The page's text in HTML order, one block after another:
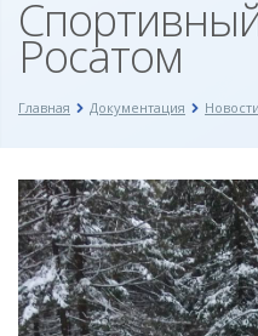
Росатом
Главная Документация Новости